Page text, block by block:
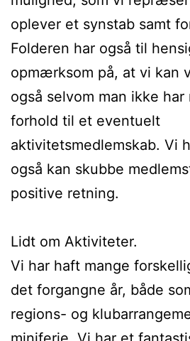
oplever et synstab samt
Folderen har også til
opmærksom på, at vi kan
også selvom man ikke
forhold til et eventuelt
aktivitetsmedlemskab. Vi
også kan skubbe
positive retning.
Lidt om Aktiviteter.
Vi har haft mange
det forgangne år, både
regions- og